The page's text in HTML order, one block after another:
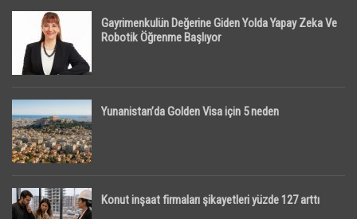
Gayrimenkulün Değerine Giden Yolda Yapay Zeka Ve
Robotik Öğrenme Başlıyor
Yunanistan’da Golden Visa için 5 neden
Konut inşaat firmaları şikayetleri yüzde 127 arttı